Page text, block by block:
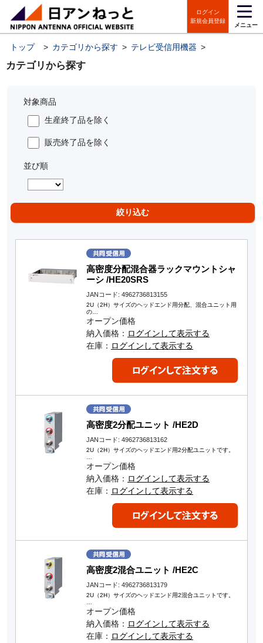
ログイン
新規会員登録
メニュー
カテゴリから探す
トップ > カテゴリから探す > テレビ受信用機器 >
対象商品
生産終了品を除く
販売終了品を除く
並び順
高密度分配混合器ラックマウントシャ
ーシ /HE20SRS
JANコード: 4962736813155
2U（2H）サイズのヘッドエンド用分配、混合ユニット用
の…
オープン価格
納入価格： ログインして表示する
在庫： ログインして表示する
高密度2分配ユニット /HE2D
JANコード: 4962736813162
2U（2H）サイズのヘッドエンド用2分配ユニットです。
オープン価格
納入価格： ログインして表示する
在庫： ログインして表示する
高密度2混合ユニット /HE2C
JANコード: 4962736813179
2U（2H）サイズのヘッドエンド用2混合ユニットです。
オープン価格
納入価格： ログインして表示する
在庫： ログインして表示する